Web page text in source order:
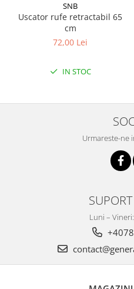
SNB
Uscator rufe retractabil 65
cm
72,00 Lei
IN STOC
Urmareste-ne
Luni –